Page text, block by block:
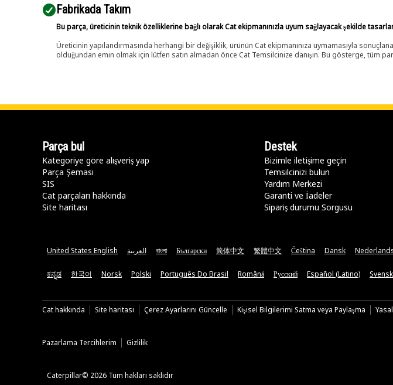
Fabrikada Takım
Bu parça, üreticinin teknik özelliklerine bağlı olarak Cat ekipmanınızla uyum sağlayacak şekilde
Üreticinin yapılandırmasında herhangi bir değişiklik, ürünün Cat ekipmanınıza uymamasıyla
olduğundan emin olmak için lütfen satın almadan önce Cat Temsilcinize danışın. Bu gösterge, tüm
Parça bul
Kategoriye göre alışveriş yap
Parça Şeması
SIS
Cat parçaları hakkında
Site haritası
Destek
Bizimle iletişime geçin
Temsilcinizi bulun
Yardım Merkezi
Garanti ve İadeler
Sipariş durumu Sorgusu
United States English العربية বাংলা Български 简体中文 繁體中文 Čeština Dansk
ಕನ್ನಡ 한국어 Norsk Polski Português Do Brasil Română Русский Español (Latino)
Cat hakkında Site haritası Çerez Ayarlarını Güncelle Kişisel Bilgilerimi Satma veya Paylaşma
Pazarlama Tercihlerim Gizlilik
Caterpillar© 2026 Tüm hakları saklıdır